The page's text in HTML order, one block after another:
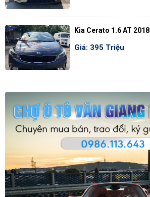
Kia Cerato 1.6 AT 2018
Giá: 395 Triệu